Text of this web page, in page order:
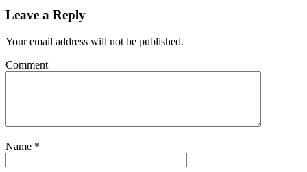
Leave a Reply
Your email address will not be published.
Comment
Name *